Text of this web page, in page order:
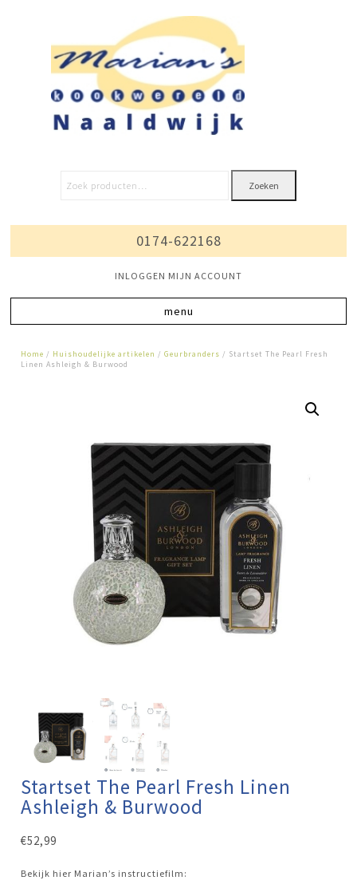
Zoeken
0174-622168
INLOGGEN MIJN ACCOUNT
Home / Huishoudelijke artikelen /Geurbranders / Startset The Pearl Fresh
Linen Ashleigh & Burwood
Startset The Pearl Fresh Linen
Ashleigh & Burwood
€52,99
Bekijk hier Marian’s instructiefilm: